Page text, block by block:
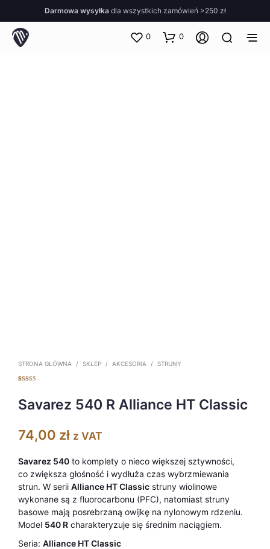
Darmowa wysyłka dla wszystkich zamówień >250 zł
0 0
STRONA GŁÓWNA / SKLEP / AKCESORIA / STRUNY
podstawie
ocen
klientów
Savarez 540 R Alliance HT Classic
74,00 zł z VAT
Savarez 540 to komplety o nieco większej sztywności,
co zwiększa głośność i wydłuża czas wybrzmiewania
strun. W serii Alliance HT Classic struny wiolinowe
wykonane są z fluorocarbonu (PFC), natomiast struny
basowe mają posrebrzaną owijkę na nylonowym rdzeniu.
Model 540 R charakteryzuje się średnim naciągiem.
Seria: Alliance HT Classic